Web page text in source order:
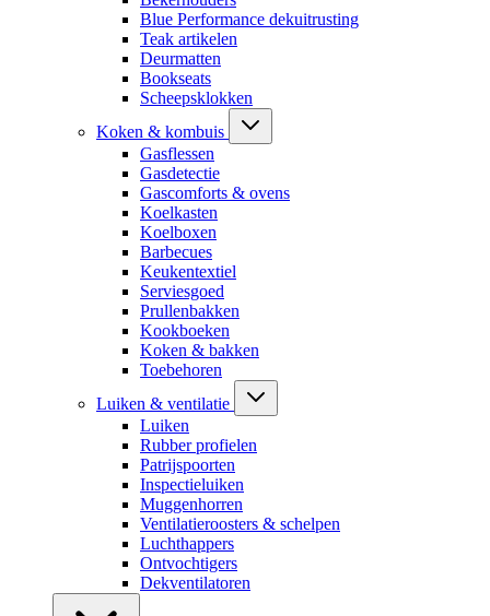
Blue Performance dekuitrusting
Teak artikelen
Deurmatten
Bookseats
Scheepsklokken
Koken & kombuis
Gasflessen
Gasdetectie
Gascomforts & ovens
Koelkasten
Koelboxen
Barbecues
Keukentextiel
Serviesgoed
Prullenbakken
Kookboeken
Koken & bakken
Toebehoren
Luiken & ventilatie
Luiken
Rubber profielen
Patrijspoorten
Inspectieluiken
Muggenhorren
Ventilatieroosters & schelpen
Luchthappers
Ontvochtigers
Dekventilatoren